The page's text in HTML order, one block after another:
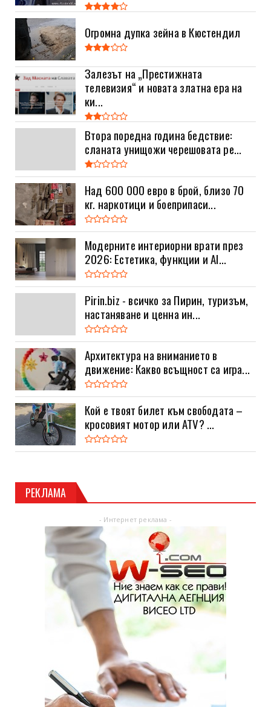
Огромна дупка зейна в Кюстендил
Залезът на „Престижната
телевизия“ и новата златна ера на
ки...
Втора поредна година бедствие:
сланата унищожи черешовата ре...
Над 600 000 евро в брой, близо 70
кг. наркотици и боеприпаси...
Модерните интериорни врати през
2026: Естетика, функции и AI...
Pirin.biz - всичко за Пирин, туризъм,
настаняване и ценна ин...
Архитектура на вниманието в
движение: Какво всъщност са игра...
Кой е твоят билет към свободата –
кросовият мотор или ATV? ...
РЕКЛАМА
- Интернет реклама -